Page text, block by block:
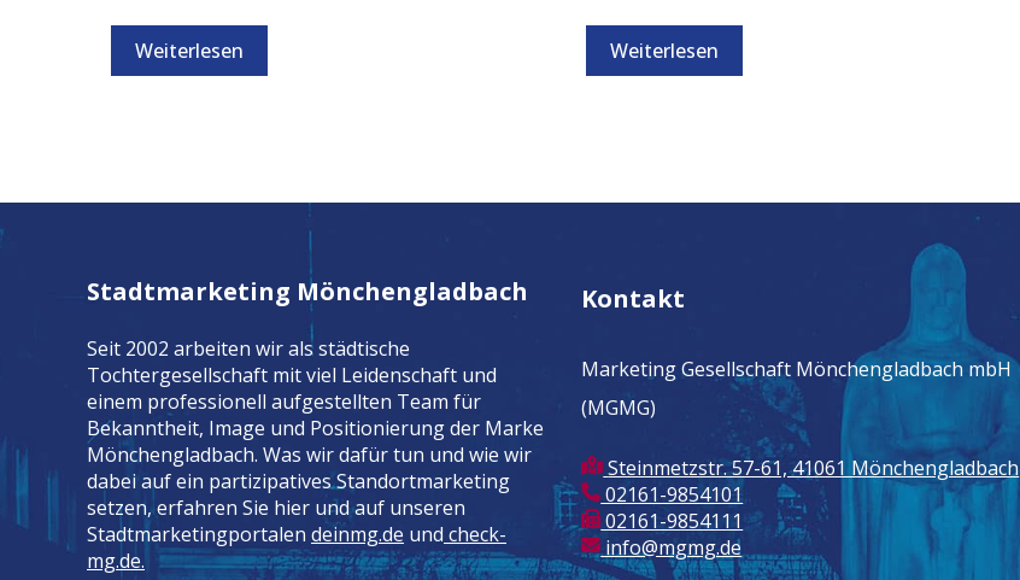
Weiterlesen Weiterlesen
Stadtmarketing Mönchengladbach
Seit 2002 arbeiten wir als städtische
Tochtergesellschaft mit viel Leidenschaft und
einem professionell aufgestellten Team für
Bekanntheit, Image und Positionierung der Marke
Mönchengladbach. Was wir dafür tun und wie wir
dabei auf ein partizipatives Standortmarketing
setzen, erfahren Sie hier und auf unseren
Stadtmarketingportalen deinmg.de und check-
mg.de.
Kontakt
Marketing Gesellschaft Mönchengladbach mbH
(MGMG)
Steinmetzstr. 57-61, 41061 Mönchengladbach
02161-9854101
02161-9854111
info@mgmg.de